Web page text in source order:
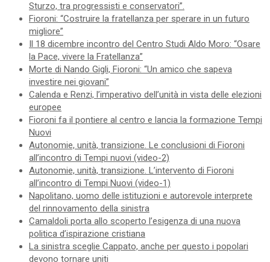
Sturzo, tra progressisti e conservatori”.
Fioroni: “Costruire la fratellanza per sperare in un futuro
migliore”
Il 18 dicembre incontro del Centro Studi Aldo Moro: “Osare
la Pace, vivere la Fratellanza”
Morte di Nando Gigli, Fioroni: “Un amico che sapeva
investire nei giovani”
Calenda e Renzi, l’imperativo dell’unità in vista delle elezioni
europee
Fioroni fa il pontiere al centro e lancia la formazione Tempi
Nuovi
Autonomie, unità, transizione. Le conclusioni di Fioroni
all’incontro di Tempi nuovi (video-2)
Autonomie, unità, transizione. L’intervento di Fioroni
all’incontro di Tempi Nuovi (video-1)
Napolitano, uomo delle istituzioni e autorevole interprete
del rinnovamento della sinistra
Camaldoli porta allo scoperto l’esigenza di una nuova
politica d’ispirazione cristiana
La sinistra sceglie Cappato, anche per questo i popolari
devono tornare uniti